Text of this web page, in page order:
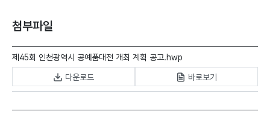
된
입
니
첨부파일
제45회 인천광역시 공예품대전 개최 계획 공고.hwp
다운로드 바로보기